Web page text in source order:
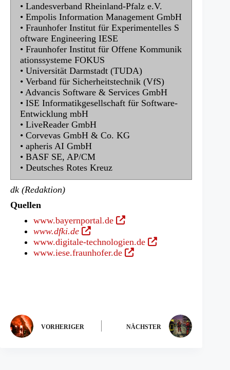
• Landesverband Rheinland-Pfalz e.V.
• Empolis Information Management GmbH
• Fraunhofer Institut für Experimentelles S
oftware Engineering IESE
• Fraunhofer Institut für Offene Kommunik
ationssysteme FOKUS
• Universität Darmstadt (TUDA)
• Verband für Sicherheitstechnik (VfS)
• Advancis Software & Services GmbH
• ISE Informatikgesellschaft für Software-
Entwicklung mbH
• LiveReader GmbH
• Corvevas GmbH & Co. KG
• apheris AI GmbH
• BASF SE, AP/CM
• Deutsches Rotes Kreuz
dk (Redaktion)
Quellen
www.bayernportal.de(Öffnet
einem
neuen
www.dfki.de(Öffnet
in
einem
www.digitale-technologien.de(Öffnet
www.iese.fraunhofer.de(Öffnet
VORHERIGER NÄCHSTER